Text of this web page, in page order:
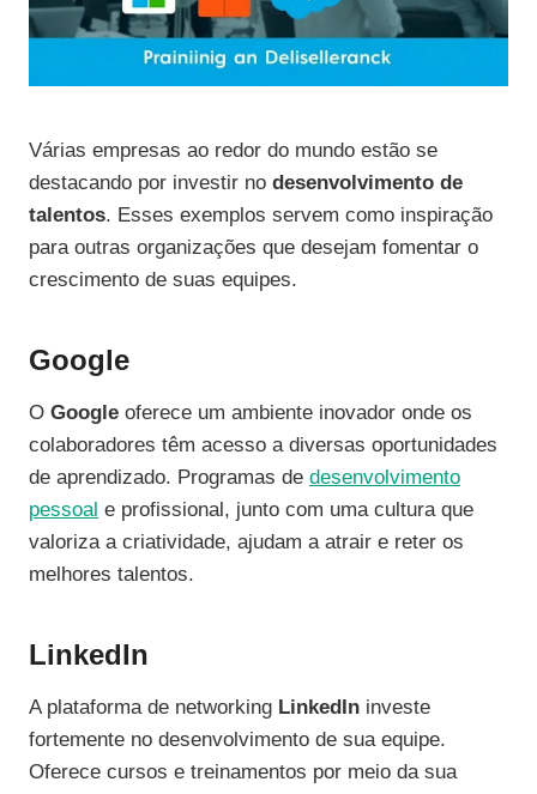
Várias empresas ao redor do mundo estão se
destacando por investir no desenvolvimento de
talentos. Esses exemplos servem como inspiração
para outras organizações que desejam fomentar o
crescimento de suas equipes.
Google
O Google oferece um ambiente inovador onde os
colaboradores têm acesso a diversas oportunidades
de aprendizado. Programas de desenvolvimento
pessoal e profissional, junto com uma cultura que
valoriza a criatividade, ajudam a atrair e reter os
melhores talentos.
LinkedIn
A plataforma de networking LinkedIn investe
fortemente no desenvolvimento de sua equipe.
Oferece cursos e treinamentos por meio da sua